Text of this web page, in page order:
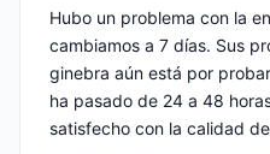
Hubo un problema con la
cambiamos a 7 días. Sus
ginebra aún está por
ha pasado de 24 a 48
satisfecho con la calidad